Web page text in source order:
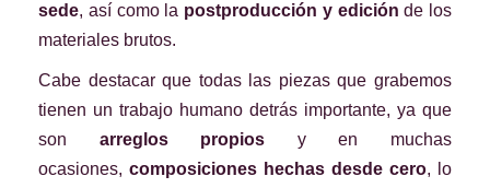
sede, así como la postproducción y edición de los
materiales brutos.
Cabe destacar que todas las piezas que grabemos
tienen un trabajo humano detrás importante, ya que
son arreglos propios y en muchas
ocasiones, composiciones hechas desde cero, lo